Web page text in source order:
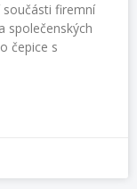
firemní
společenských
čepice s